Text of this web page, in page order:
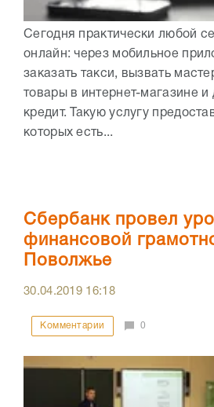
Сегодня практически любой
онлайн: через мобильное
заказать такси, вызвать
товары в интернет-магазине
кредит. Такую услугу
которых есть...
Сбербанк провел
финансовой
Поволжье
30.04.2019 16:18
Комментарии 0